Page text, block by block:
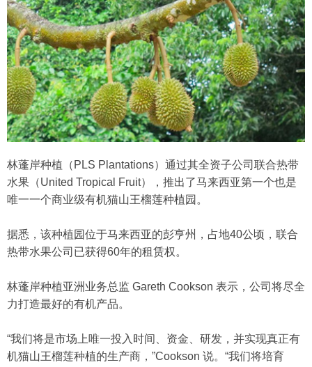
林蓬岸种植（PLS Plantations）通过其全资子公司联合热带
水果（United Tropical Fruit），推出了马来西亚第一个也是
唯一一个商业级有机猫山王榴莲种植园。
据悉，该种植园位于马来西亚的彭亨州，占地40公顷，联合
热带水果公司已获得60年的租赁权。
林蓬岸种植亚洲业务总监 Gareth Cookson 表示，公司将尽全
力打造最好的有机产品。
“我们将是市场上唯一投入时间、资金、研发，并实现真正有
机猫山王榴莲种植的生产商，”Cookson 说。“我们将培育